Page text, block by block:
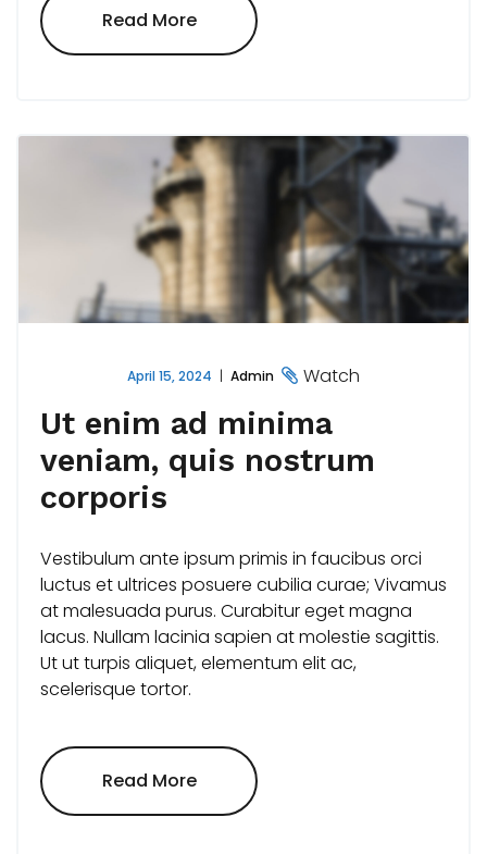
Read More"New
Product"
April 15, 2024 Admin Watch
Ut enim ad minima
veniam, quis nostrum
corporis
Vestibulum ante ipsum primis in faucibus orci
luctus et ultrices posuere cubilia curae; Vivamus
at malesuada purus. Curabitur eget magna
lacus. Nullam lacinia sapien at molestie sagittis.
Ut ut turpis aliquet, elementum elit ac,
scelerisque tortor.
Read More"Ut
Ad